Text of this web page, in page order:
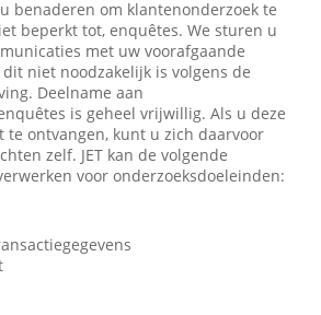
benaderen om klantenonderzoek te
beperkt tot, enquêtes. We sturen u
met uw voorafgaande
niet noodzakelijk is volgens de
Deelname aan
is geheel vrijwillig. Als u deze
te ontvangen, kunt u zich daarvoor
zelf. JET kan de volgende
voor onderzoeksdoeleinden: